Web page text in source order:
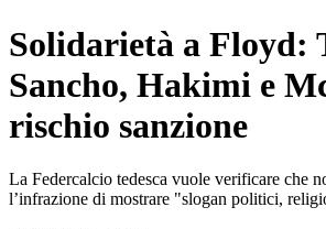
Solidarietà a Floyd:
Sancho, Hakimi e
rischio sanzione
La Federcalcio tedesca vuole verificare che
l’infrazione di mostrare "slogan politici,